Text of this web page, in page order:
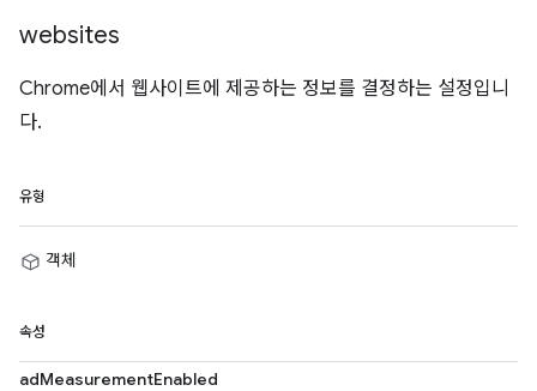
websites
Chrome에서 웹사이트에 제공하는 정보를 결정하는 설정입니
다.
유형
객체
속성
adMeasurementEnabled